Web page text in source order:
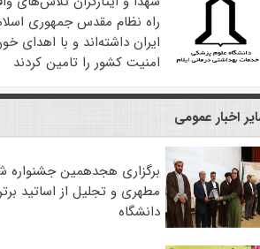
راه نظام مقدس جمهوری
ایران داشته‌اند و با اهدای
امنیت کشور را تامین کردند
اخبار عمومی
برگزاری هجدهمین جشنواره
مطهری و تجلیل از اساتید برتر
دانشگاه